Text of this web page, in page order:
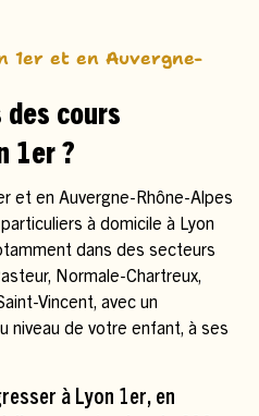
1er et en Auvergne-
des cours
1er ?
à domicile à Lyon
dans des secteurs
Normale-Chartreux,
Vincent, avec un
niveau de votre enfant, à ses
à Lyon 1er, en